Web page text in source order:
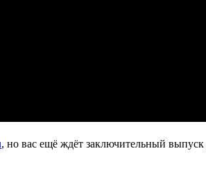
, но вас ещё ждёт заключительный выпуск